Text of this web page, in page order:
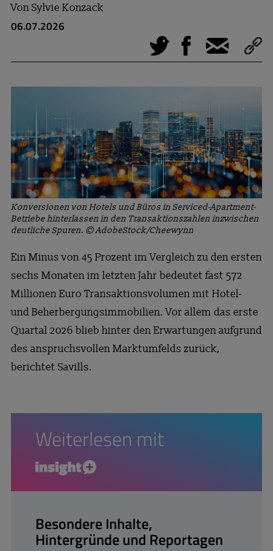
VonSylvie Konzack
06.07.2026
Tweet Facebook
E-Mail
Konversionen von Hotels und Büros in Serviced-Apartment-
Betriebe hinterlassen in den Transaktionszahlen inzwischen
deutliche Spuren. © AdobeStock/Cheewynn
Ein Minus von 45 Prozent im Vergleich zu den ersten
sechs Monaten im letzten Jahr bedeutet fast 572
Millionen Euro Transaktionsvolumen mit Hotel-
und Beherbergungsimmobilien. Vor allem das erste
Quartal 2026 blieb hinter den Erwartungen aufgrund
des anspruchsvollen Marktumfelds zurück,
berichtet Savills.
Weiterlesen mit
insight+
Besondere Inhalte,
Hintergründe und Reportagen